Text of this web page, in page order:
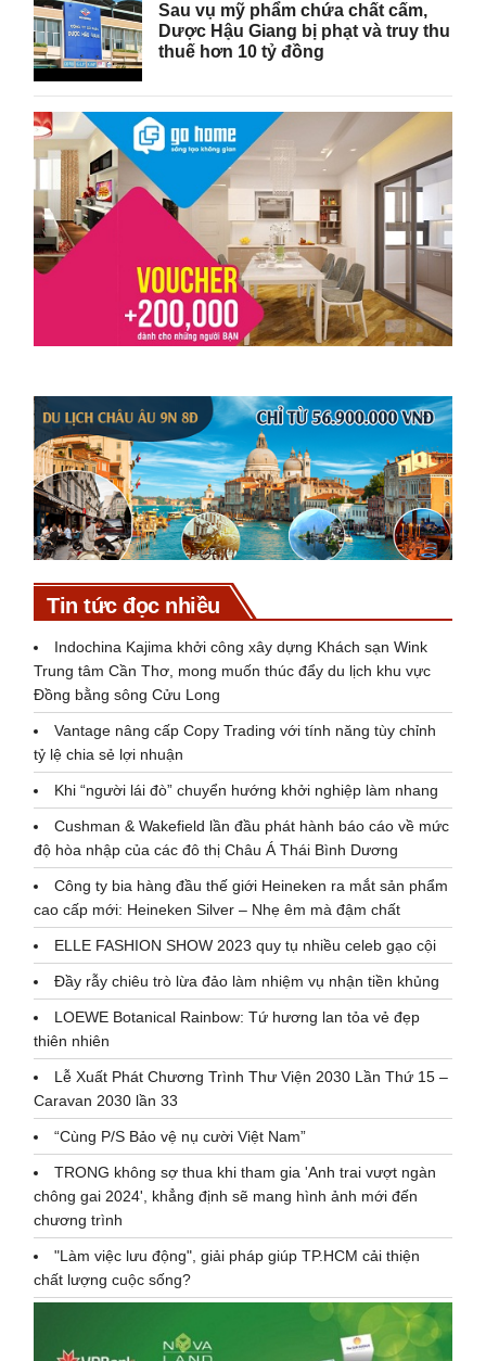
Sau vụ mỹ phẩm chứa chất cấm,
Dược Hậu Giang bị phạt và truy thu
thuế hơn 10 tỷ đồng
Tin tức đọc nhiều
Indochina Kajima khởi công xây dựng Khách sạn Wink
Trung tâm Cần Thơ, mong muốn thúc đẩy du lịch khu vực
Đồng bằng sông Cửu Long
Vantage nâng cấp Copy Trading với tính năng tùy chỉnh
tỷ lệ chia sẻ lợi nhuận
Khi “người lái đò” chuyển hướng khởi nghiệp làm nhang
Cushman & Wakefield lần đầu phát hành báo cáo về mức
độ hòa nhập của các đô thị Châu Á Thái Bình Dương
Công ty bia hàng đầu thế giới Heineken ra mắt sản phẩm
cao cấp mới: Heineken Silver – Nhẹ êm mà đậm chất
ELLE FASHION SHOW 2023 quy tụ nhiều celeb gạo cội
Đầy rẫy chiêu trò lừa đảo làm nhiệm vụ nhận tiền khủng
LOEWE Botanical Rainbow: Tứ hương lan tỏa vẻ đẹp
thiên nhiên
Lễ Xuất Phát Chương Trình Thư Viện 2030 Lần Thứ 15 –
Caravan 2030 lần 33
“Cùng P/S Bảo vệ nụ cười Việt Nam”
TRONG không sợ thua khi tham gia 'Anh trai vượt ngàn
chông gai 2024', khẳng định sẽ mang hình ảnh mới đến
chương trình
"Làm việc lưu động", giải pháp giúp TP.HCM cải thiện
chất lượng cuộc sống?